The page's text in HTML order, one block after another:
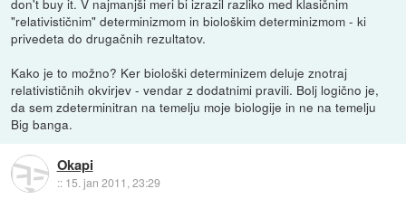
"relativističnim" determinizmom in biološkim determinizmom - ki
privedeta do drugačnih rezultatov.
Kako je to možno? Ker biološki determinizem deluje znotraj
relativističnih okvirjev - vendar z dodatnimi pravili. Bolj logično je,
da sem zdeterminitran na temelju moje biologije in ne na temelju
Big banga.
Okapi
:: 15. jan 2011, 23:29